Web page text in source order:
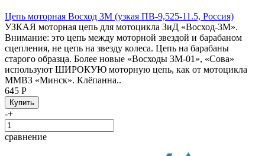
Цепь моторная Восход 3М (узкая ПВ-9,525-11.5, Россия)
УЗКАЯ моторная цепь для мотоцикла ЗиД «Восход-3М».
Внимание: это цепь между моторной звездой и барабаном
сцепления, не цепь на звезду колеса. Цепь на барабаны
старого образца. Более новые «Восходы 3М-01», «Сова»
используют ШИРОКУЮ моторную цепь, как от мотоцикла
ММВЗ «Минск». Клёпанна..
645 Р
-+
сравнение